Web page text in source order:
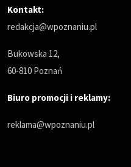
Kontakt:
redakcja@wpoznaniu.pl
Bukowska 12,
60-810 Poznań
Biuro promocji i reklamy:
reklama@wpoznaniu.pl